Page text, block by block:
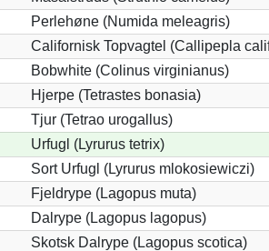
Perlehøne (Numida meleagris)
Californisk Topvagtel (Callipepla
Bobwhite (Colinus virginianus)
Hjerpe (Tetrastes bonasia)
Tjur (Tetrao urogallus)
Urfugl (Lyrurus tetrix)
Sort Urfugl (Lyrurus mlokosiewiczi)
Fjeldrype (Lagopus muta)
Dalrype (Lagopus lagopus)
Skotsk Dalrype (Lagopus scotica)